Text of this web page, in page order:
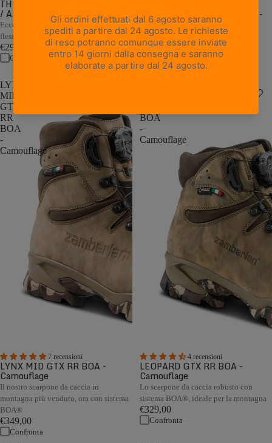
THUNDER PRO GTX - Muschio
/ Arancione
Eccellente ammortizzazione, supporto e
flessibilità in pesi ridotti
€299,00
Confronta
RONDANE GTX RR BOA WL -
Nero/Arancione
Calzata di precisione con doppio
BOA®
€449,00
Confronta
LYNX
MID
GTX
RR
BOA
-
Camouflage
7 recensioni
LYNX MID GTX RR BOA -
Camouflage
Il nostro scarpone da caccia in
montagna più venduto, ora con sistema
BOA®
€349,00
Confronta
BOA
-
Camouflage
4 recensioni
LEOPARD GTX RR BOA -
Camouflage
Lo scarpone da caccia robusto con
sistema BOA®, ideale per la montagna
€329,00
Confronta